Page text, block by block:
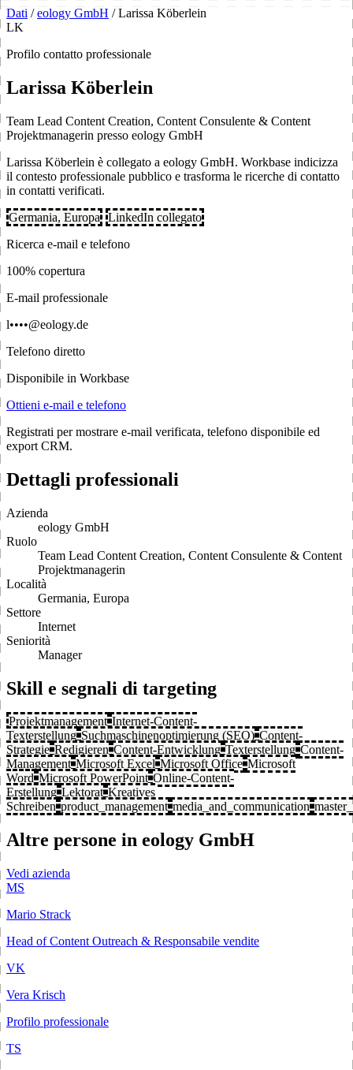
Dati / eology GmbH / Larissa Köberlein
LK
Profilo contatto professionale
Larissa Köberlein
Team Lead Content Creation, Content Consulente & Content
Projektmanagerin presso eology GmbH
Larissa Köberlein è collegato a eology GmbH. Workbase indicizza
il contesto professionale pubblico e trasforma le ricerche di contatto
in contatti verificati.
Germania, Europa
LinkedIn collegato
Ricerca e-mail e telefono
100% copertura
E-mail professionale
l••••@eology.de
Telefono diretto
Disponibile in Workbase
Ottieni e-mail e telefono
Registrati per mostrare e-mail verificata, telefono disponibile ed
export CRM.
Dettagli professionali
Azienda
eology GmbH
Ruolo
Team Lead Content Creation, Content Consulente & Content
Projektmanagerin
Località
Germania, Europa
Settore
Internet
Seniorità
Manager
Skill e segnali di targeting
Projektmanagement Internet-Content-
Texterstellung Suchmaschinenoptimierung (SEO) Content-
Strategie Redigieren Content-Entwicklung Texterstellung Content-
Management Microsoft Excel Microsoft Office Microsoft
Word Microsoft PowerPoint Online-Content-
Erstellung Lektorat Kreatives
Schreiben product_management media_and_communication
Altre persone in eology GmbH
Vedi azienda
MS
Mario Strack
Head of Content Outreach & Responsabile vendite
VK
Vera Krisch
Profilo professionale
TS